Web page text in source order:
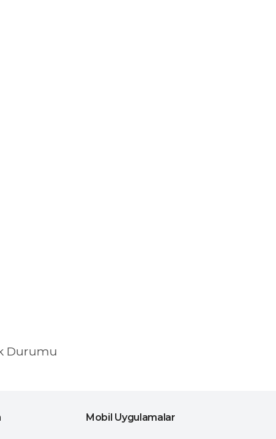
Durumu
Mobil Uygulamalar